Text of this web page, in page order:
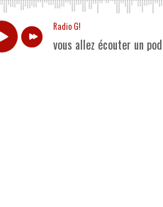
Radio G!
vous allez écouter un